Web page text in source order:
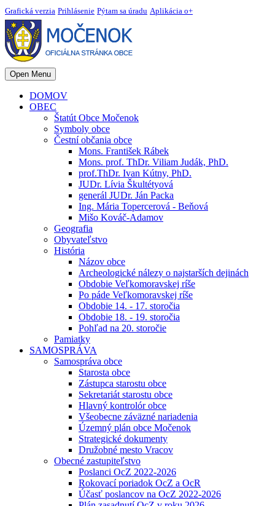
Grafická verzia Prihlásenie Pýtam sa úradu Aplikácia o+
Open Menu
DOMOV
OBEC
Štatút Obce Močenok
Symboly obce
Čestní občania obce
Mons. František Rábek
Mons. prof. ThDr. Viliam Judák, PhD.
prof.ThDr. Ivan Kútny, PhD.
JUDr. Lívia Škultétyová
generál JUDr. Ján Packa
Ing. Mária Topercerová - Beňová
Mišo Kováč-Adamov
Geografia
Obyvateľstvo
História
Názov obce
Archeologické nálezy o najstarších dejinách
Obdobie Veľkomoravskej ríše
Po páde Veľkomoravskej ríše
Obdobie 14. - 17. storočia
Obdobie 18. - 19. storočia
Pohľad na 20. storočie
Pamiatky
SAMOSPRÁVA
Samospráva obce
Starosta obce
Zástupca starostu obce
Sekretariát starostu obce
Hlavný kontrolór obce
Všeobecne záväzné nariadenia
Územný plán obce Močenok
Strategické dokumenty
Družobné mesto Vracov
Obecné zastupiteľstvo
Poslanci OcZ 2022-2026
Rokovací poriadok OcZ a OcR
Účasť poslancov na OcZ 2022-2026